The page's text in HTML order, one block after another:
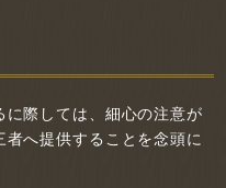
際しては、細心の注意が
へ提供することを念頭に